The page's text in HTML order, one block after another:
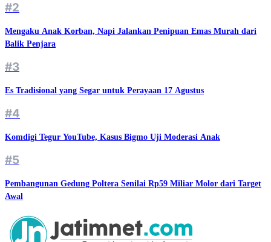
#2
Mengaku Anak Korban, Napi Jalankan Penipuan Emas Murah dari
Balik Penjara
#3
Es Tradisional yang Segar untuk Perayaan 17 Agustus
#4
Komdigi Tegur YouTube, Kasus Bigmo Uji Moderasi Anak
#5
Pembangunan Gedung Poltera Senilai Rp59 Miliar Molor dari Target
Awal